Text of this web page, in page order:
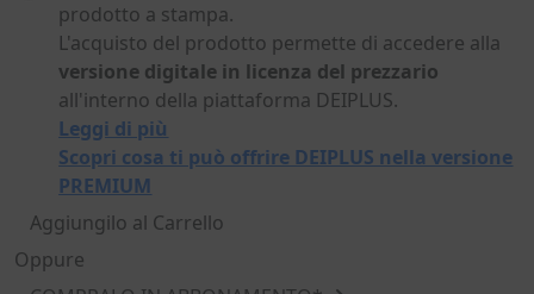
prodotto a stampa.
L'acquisto del prodotto permette di accedere alla
versione digitale in licenza del prezzario
all'interno della piattaforma DEIPLUS.
Leggi di più
Scopri cosa ti può offrire DEIPLUS nella versione
PREMIUM
Aggiungilo al Carrello
Oppure